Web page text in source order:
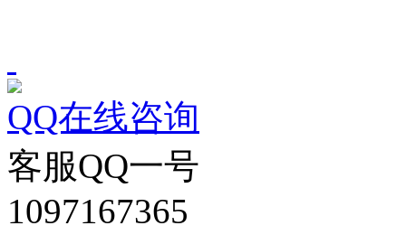
QQ在线咨询
客服QQ一号
1097167365